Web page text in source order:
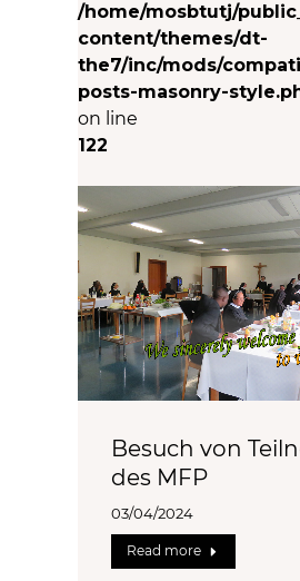
/home/mosbtutj/
content/themes/dt-
the7/inc/mods/
posts-masonry-
on line
122
Besuch von
des MFP
03/04/2024
Read more